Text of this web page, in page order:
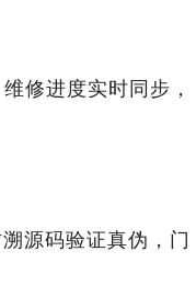
修进度实时同步，
源码验证真伪，门